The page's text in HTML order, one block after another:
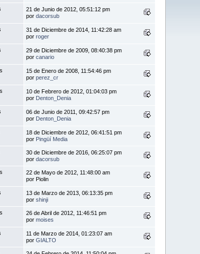
21 de Junio de 2012, 05:51:12 pm
pordacorsub
31 de Diciembre de 2014, 11:42:28 am
porroger
29 de Diciembre de 2009, 08:40:38 pm
porcanario
15 de Enero de 2008, 11:54:46 pm
porperez_cr
10 de Febrero de 2012, 01:04:03 pm
por Denton_Denia
06 de Junio de 2011, 09:42:57 pm
por Denton_Denia
18 de Diciembre de 2012, 06:41:51 pm
por Pingüí Media
30 de Diciembre de 2016, 06:25:07 pm
pordacorsub
22 de Mayo de 2012, 11:48:00 am
por Piolin
13 de Marzo de 2013, 06:13:35 pm
porshinji
26 de Abril de 2012, 11:46:51 pm
pormoises
11 de Marzo de 2014, 01:23:07 am
porGIALTO